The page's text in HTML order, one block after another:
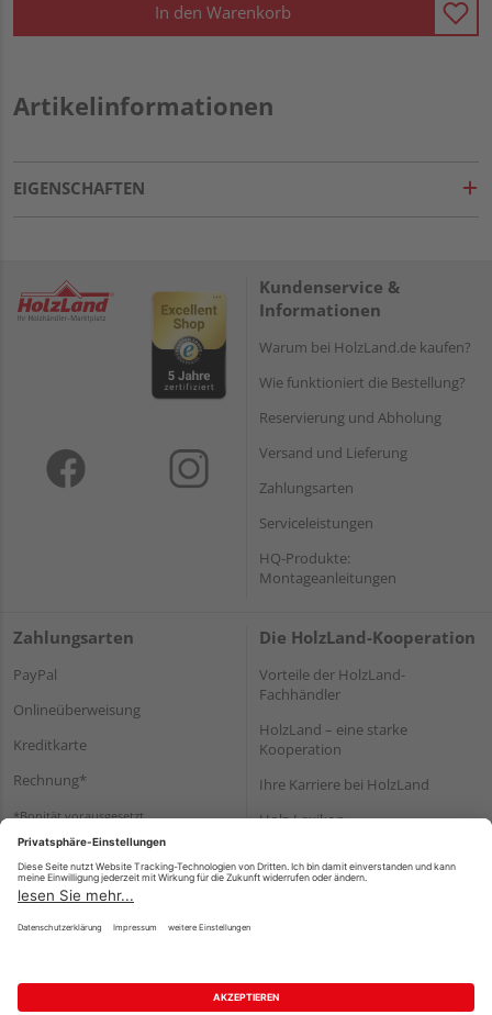
In den Warenkorb
Artikelinformationen
EIGENSCHAFTEN
Kundenservice &
Informationen
Warum bei HolzLand.de kaufen?
Wie funktioniert die Bestellung?
Reservierung und Abholung
Versand und Lieferung
Zahlungsarten
Serviceleistungen
HQ-Produkte:
Montageanleitungen
Zahlungsarten
PayPal
Onlineüberweisung
Kreditkarte
Rechnung*
*Bonität vorausgesetzt
Die HolzLand-Kooperation
Vorteile der HolzLand-
Fachhändler
HolzLand – eine starke
Kooperation
Ihre Karriere bei HolzLand
Holz-Lexikon
Impressum Datenschutz
Nutzungsbedingungen